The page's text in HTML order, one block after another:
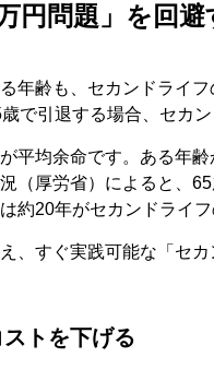
円問題」を回
年齢も、セカンドライ
で引退する場合、セカ
平均余命です。ある年
（厚労省）によると、
約20年がセカンドライフ
、すぐ実践可能な「セ
ストを下げる